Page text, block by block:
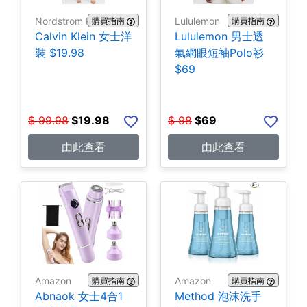
Nordstrom Rack購買指南
Calvin Klein 女士洋
裝 $19.98
$ 99.98 $19.98
由此查看
Lululemon 購買指南
Lululemon 男士透
氣網眼短袖Polo衫
$69
$ 98 $69
由此查看
Amazon 購買指南
Abnaok 女士4合1
Amazon 購買指南
Method 泡沫洗手